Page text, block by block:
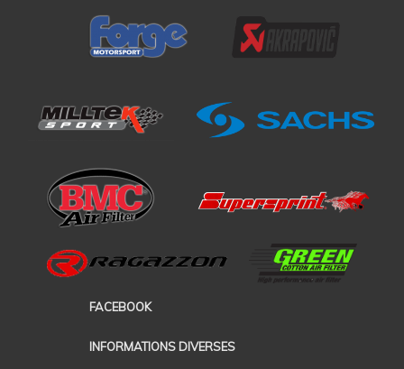
FACEBOOK
INFORMATIONS DIVERSES